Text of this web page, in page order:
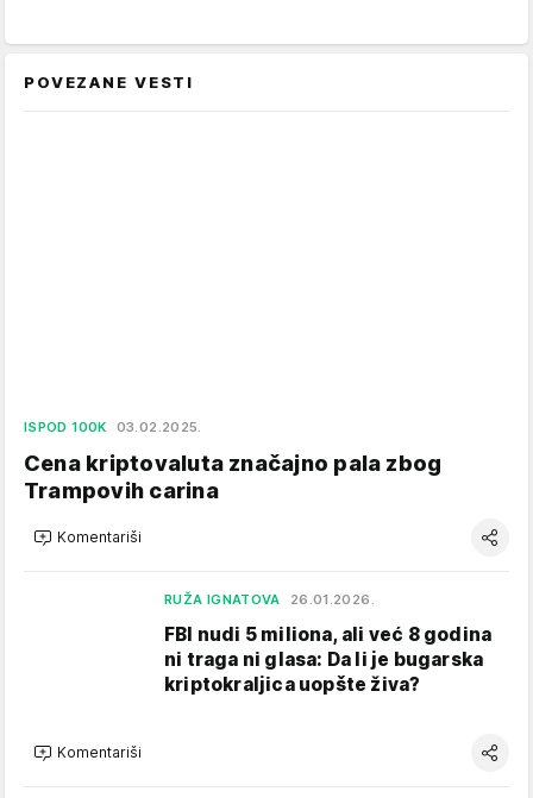
POVEZANE VESTI
ISPOD 100K 03.02.2025.
Cena kriptovaluta značajno pala zbog
Trampovih carina
Komentariši
RUŽA IGNATOVA 26.01.2026.
FBI nudi 5 miliona, ali već 8 godina
ni traga ni glasa: Da li je bugarska
kriptokraljica uopšte živa?
Komentariši